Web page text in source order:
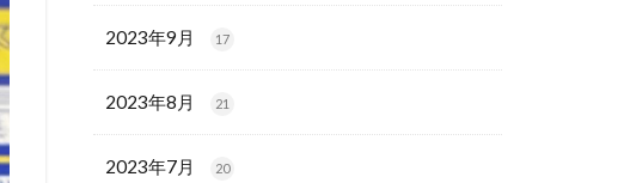
2023年9月 17
2023年8月 21
2023年7月 20